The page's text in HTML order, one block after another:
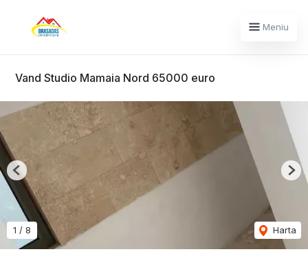
Meniu
Vand Studio Mamaia Nord 65000 euro
1 / 8 Harta
Previous